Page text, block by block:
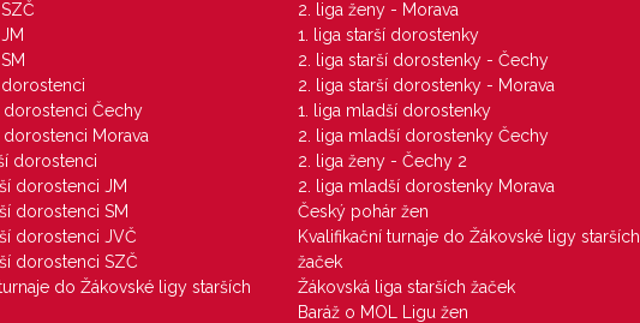
dorostenci
dorostenci Čechy
dorostenci Morava
dorostenci
dorostenci JM
dorostenci SM
dorostenci JVČ
dorostenci SZČ
do Žákovské ligy starších
2. liga ženy - Morava
1. liga starší dorostenky
2. liga starší dorostenky - Čechy
2. liga starší dorostenky - Morava
1. liga mladší dorostenky
2. liga mladší dorostenky Čechy
2. liga ženy - Čechy 2
2. liga mladší dorostenky Morava
Český pohár žen
Kvalifikační turnaje do Žákovské ligy starších
žaček
Žákovská liga starších žaček
Baráž o MOL Ligu žen